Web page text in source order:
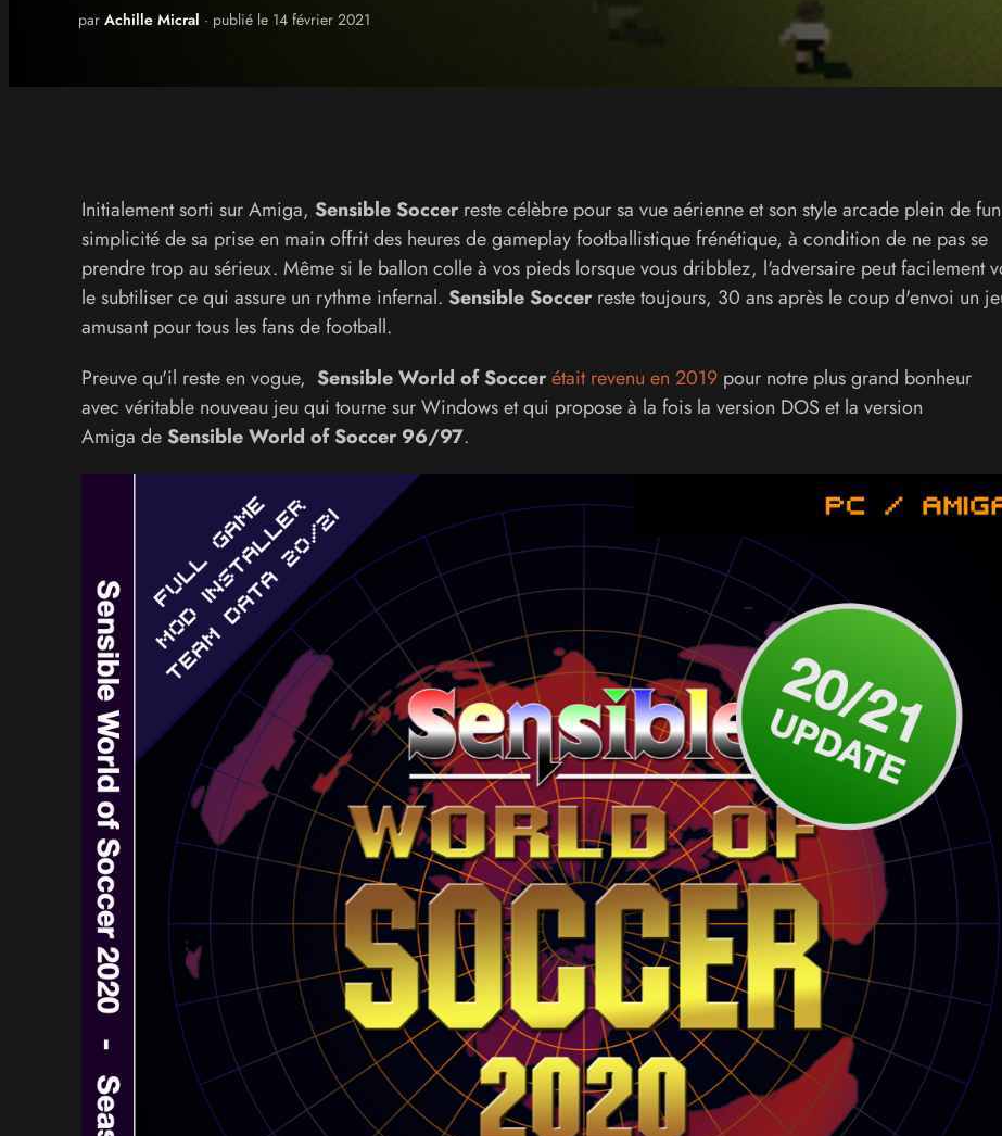
par Achille Micral · publié le 14 février 2021
Initialement sorti sur Amiga, Sensible Soccerreste célèbre pour sa vue aérienne et son style arcade plein de
simplicité de sa prise en main offrit des heures de gameplay footballistique frénétique, à condition de ne pas se
prendre trop au sérieux. Même si le ballon colle à vos pieds lorsque vous dribblez, l'adversaire peut facilement
le subtiliser ce qui assure un rythme infernal. Sensible Soccerreste toujours, 30 ans après le coup d'envoi un
amusant pour tous les fans de football.
Preuve qu'il reste en vogue, Sensible World of Soccer était revenu en 2019pour notre plus grand bonheur
avec véritable nouveau jeu qui tourne sur Windows et qui propose à la fois la version DOS et la version
Amiga deSensible World of Soccer 96/97.